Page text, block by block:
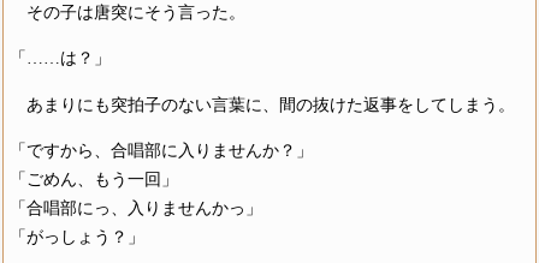
その子は唐突にそう言った。
「……は？」
あまりにも突拍子のない言葉に、間の抜けた返事をしてしまう。
「ですから、合唱部に入りませんか？」
「ごめん、もう一回」
「合唱部にっ、入りませんかっ」
「がっしょう？」